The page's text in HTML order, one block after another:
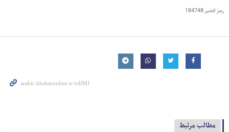
رمز الخبر184748
مطالب مرتبط